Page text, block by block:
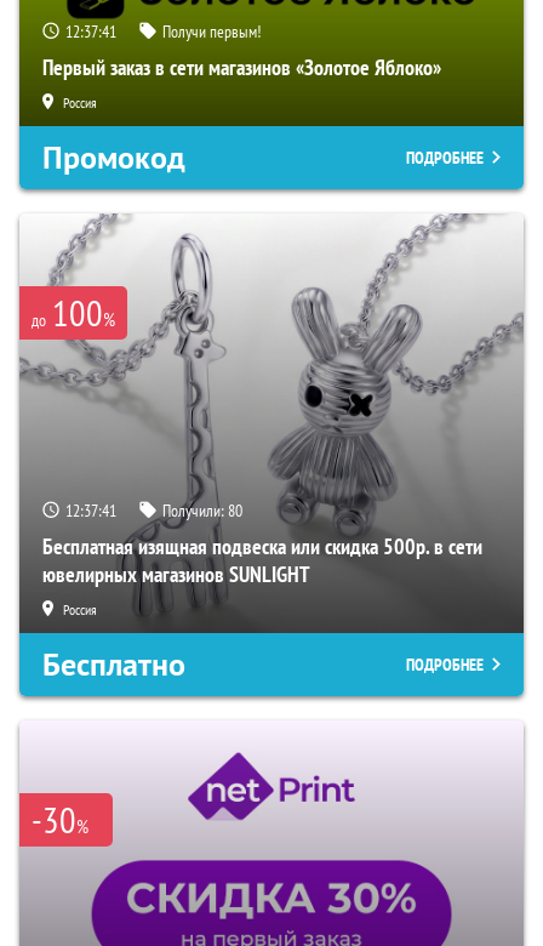
12:37:40 Получи первым!
Первый заказ в сети магазинов «Золотое Яблоко»
Россия
Промокод ПОДРОБНЕЕ
до 100%
12:37:40 Получили:80
Бесплатная изящная подвеска или скидка 500р. в сети
ювелирных магазинов SUNLIGHT
Россия
Бесплатно ПОДРОБНЕЕ
-30%